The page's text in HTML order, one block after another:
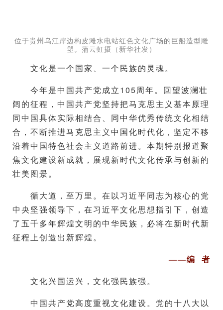
位于贵州乌江岸边构皮滩水电站红色文化广场的巨船造型雕
塑。蒲云虹摄（新华社发）
文化是一个国家、一个民族的灵魂。
今年是中国共产党成立105周年。回望波澜壮
阔的征程，中国共产党坚持把马克思主义基本原理
同中国具体实际相结合、同中华优秀传统文化相结
合，不断推进马克思主义中国化时代化，坚定不移
沿着中国特色社会主义道路前进。本期特别报道聚
焦文化建设新成就，展现新时代文化传承与创新的
壮美图景。
循大道，至万里。在以习近平同志为核心的党
中央坚强领导下，在习近平文化思想指引下，创造
了五千多年辉煌文明的中华民族，必将在新时代新
征程上创造出新辉煌。
——编 者
文化兴国运兴，文化强民族强。
中国共产党高度重视文化建设。党的十八大以